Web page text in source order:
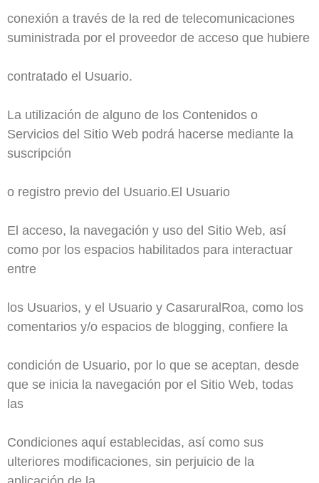
conexión a través de la red de telecomunicaciones
suministrada por el proveedor de acceso que hubiere
contratado el Usuario.
La utilización de alguno de los Contenidos o
Servicios del Sitio Web podrá hacerse mediante la
suscripción
o registro previo del Usuario.El Usuario
El acceso, la navegación y uso del Sitio Web, así
como por los espacios habilitados para interactuar
entre
los Usuarios, y el Usuario y CasaruralRoa, como los
comentarios y/o espacios de blogging, confiere la
condición de Usuario, por lo que se aceptan, desde
que se inicia la navegación por el Sitio Web, todas
las
Condiciones aquí establecidas, así como sus
ulteriores modificaciones, sin perjuicio de la